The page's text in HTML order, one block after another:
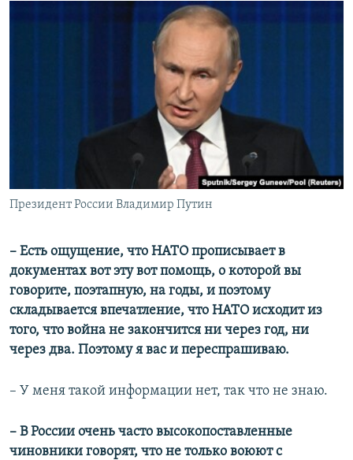
Президент России Владимир Путин
– Есть ощущение, что НАТО прописывает в
документах вот эту вот помощь, о которой вы
говорите, поэтапную, на годы, и поэтому
складывается впечатление, что НАТО исходит из
того, что война не закончится ни через год, ни
через два. Поэтому я вас и переспрашиваю.
– У меня такой информации нет, так что не знаю.
– В России очень часто высокопоставленные
чиновники говорят, что не только воюют с